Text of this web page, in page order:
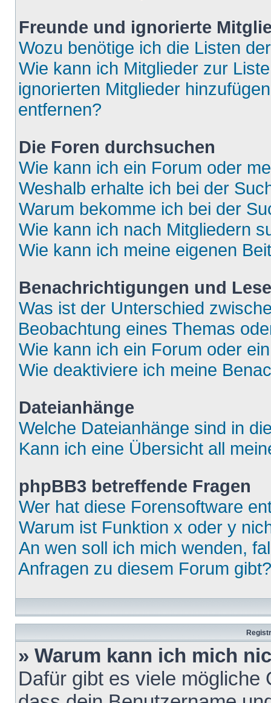
Freunde und ignorierte
Wozu benötige ich die Listen
Wie kann ich Mitglieder zur
ignorierten Mitglieder
entfernen?
Die Foren durchsuchen
Wie kann ich ein Forum oder
Weshalb erhalte ich bei der
Warum bekomme ich bei der
Wie kann ich nach Mitgliedern
Wie kann ich meine eigenen
Benachrichtigungen und
Was ist der Unterschied
Beobachtung eines Themas
Wie kann ich ein Forum oder
Wie deaktiviere ich meine
Dateianhänge
Welche Dateianhänge sind in
Kann ich eine Übersicht all
phpBB3 betreffende Fragen
Wer hat diese Forensoftware
Warum ist Funktion x oder y
An wen soll ich mich wenden,
Anfragen zu diesem Forum gibt?
» Warum kann ich mich
Dafür gibt es viele